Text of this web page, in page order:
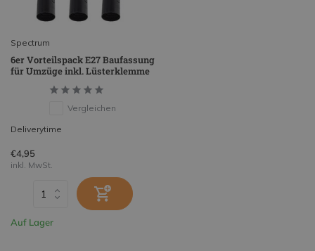
Spectrum
6er Vorteilspack E27 Baufassung
für Umzüge inkl. Lüsterklemme
Vergleichen
Deliverytime
€4,95
inkl. MwSt.
Auf Lager